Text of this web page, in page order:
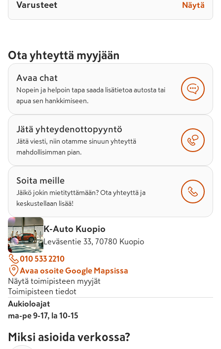
Varusteet Näytä
Ota yhteyttä myyjään
Avaa chat
Nopein ja helpoin tapa saada lisätietoa autosta tai
apua sen hankkimiseen.
Jätä yhteydenottopyyntö
Jätä viesti, niin otamme sinuun yhteyttä
mahdollisimman pian.
Soita meille
Jäikö jokin mietityttämään? Ota yhteyttä ja
keskustellaan lisää!
K-Auto Kuopio
Leväsentie 33, 70780 Kuopio
010 533 2210
Avaa osoite Google Mapsissa
Näytä toimipisteen myyjät
Toimipisteen tiedot
Aukioloajat
ma-pe 9-17, la 10-15
Miksi asioida verkossa?